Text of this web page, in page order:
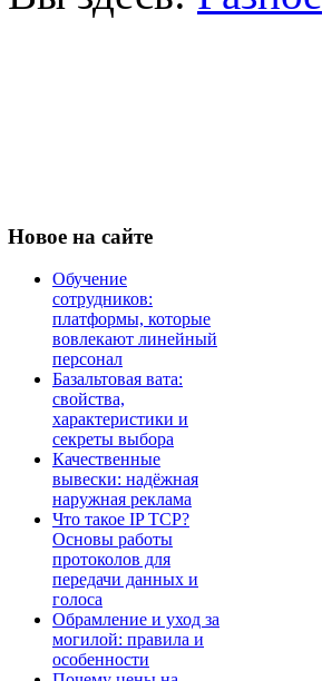
Новое на сайте
Обучение
сотрудников:
платформы, которые
вовлекают линейный
персонал
Базальтовая вата:
свойства,
характеристики и
секреты выбора
Качественные
вывески: надёжная
наружная реклама
Что такое IP TCP?
Основы работы
протоколов для
передачи данных и
голоса
Обрамление и уход за
могилой: правила и
особенности